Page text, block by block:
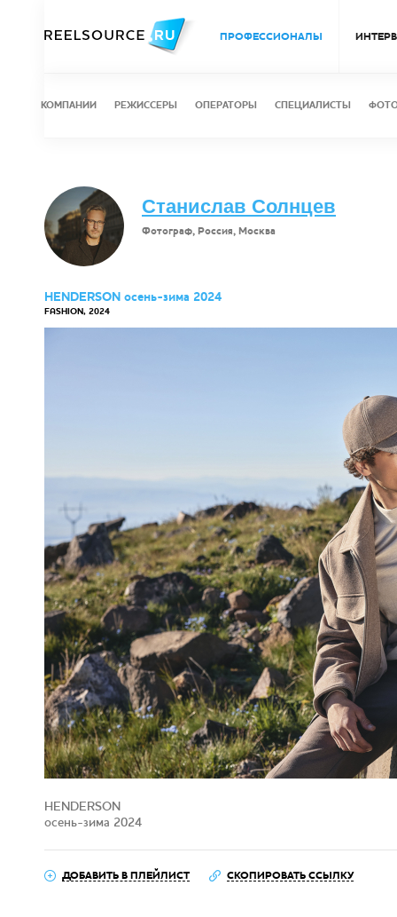
ПРОФЕССИОНАЛЫ
КОМПАНИИ РЕЖИССЕРЫ ОПЕРАТОРЫ СПЕЦИАЛИСТЫ
Станислав Солнцев
Фотограф, Россия, Москва
HENDERSON осень-зима 2024
FASHION, 2024
HENDERSON
осень-зима 2024
ДОБАВИТЬ В ПЛЕЙЛИСТ СКОПИРОВАТЬ ССЫЛКУ